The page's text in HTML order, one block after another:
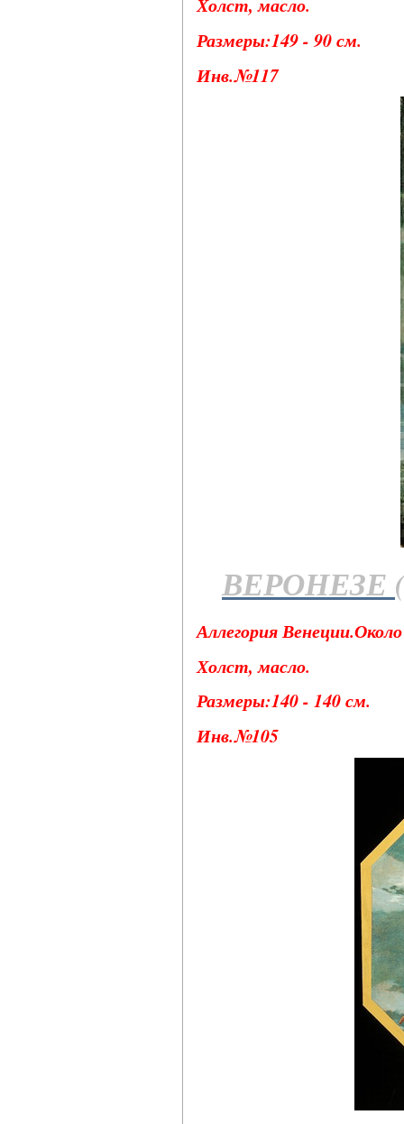
Размеры:149 - 90 см.
Инв.№117
ВЕРОНЕЗЕ
Аллегория
Холст, масло.
Размеры:140 - 140 см.
Инв.№105